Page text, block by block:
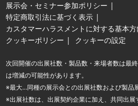
展示会・セミナー参加ポリシー
特定商取引法に基づく表示
カスタマーハラスメントに対する基本
クッキーポリシー
クッキーの設定
次回開催の出展社数・製品数・来場者数は最
は増減の可能性があります。
※最大…同種の展示会との出展社数および製品
※出展社数は、出展契約企業に加え、共同出展